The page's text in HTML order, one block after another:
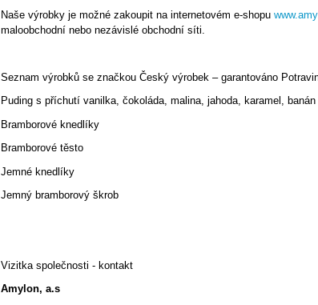
Naše výrobky je možné zakoupit na internetovém e-shopu
maloobchodní nebo nezávislé obchodní síti.
Seznam výrobků se značkou Český výrobek – garantováno
Puding s příchutí vanilka, čokoláda, malina, jahoda, karamel, banán
Bramborové knedlíky
Bramborové těsto
Jemné knedlíky
Jemný bramborový škrob
Vizitka společnosti - kontakt
Amylon, a.s